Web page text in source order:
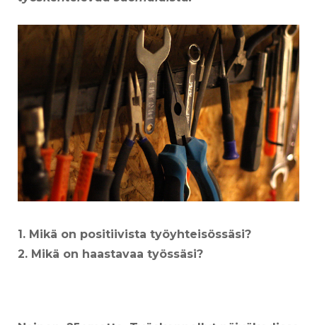
1. Mikä on positiivista työyhteisössäsi?
2. Mikä on haastavaa työssäsi?